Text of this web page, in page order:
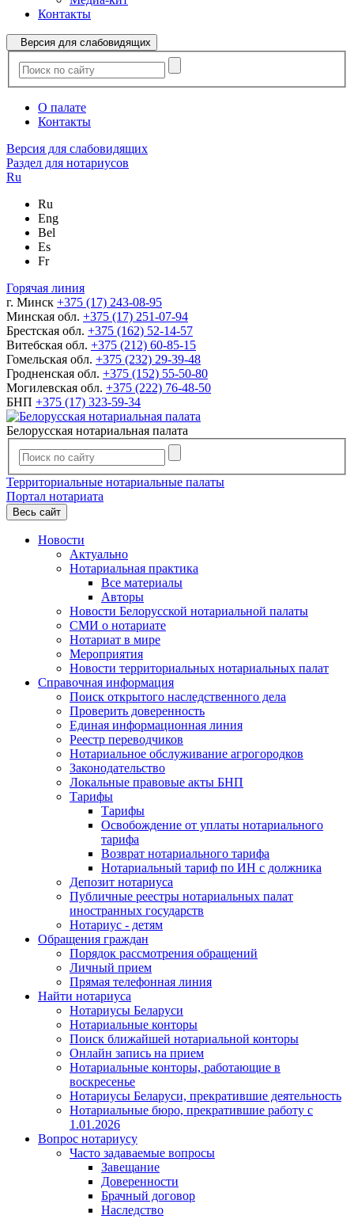
Контакты
Версия для слабовидящих
О палате
Контакты
Версия для слабовидящих
Раздел для нотариусов
Ru
Ru
Eng
Bel
Es
Fr
Горячая линия
г. Минск +375 (17) 243-08-95
Минская обл. +375 (17) 251-07-94
Брестская обл. +375 (162) 52-14-57
Витебская обл. +375 (212) 60-85-15
Гомельская обл. +375 (232) 29-39-48
Гродненская обл. +375 (152) 55-50-80
Могилевская обл. +375 (222) 76-48-50
БНП +375 (17) 323-59-34
Белорусская нотариальная палата
Территориальные нотариальные палаты
Портал нотариата
Весь сайт
Новости
Актуально
Нотариальная практика
Все материалы
Авторы
Новости Белорусской нотариальной палаты
СМИ о нотариате
Нотариат в мире
Мероприятия
Новости территориальных нотариальных палат
Справочная информация
Поиск открытого наследственного дела
Проверить доверенность
Единая информационная линия
Реестр переводчиков
Нотариальное обслуживание агрогородков
Законодательство
Локальные правовые акты БНП
Тарифы
Тарифы
Освобождение от уплаты нотариального
тарифа
Возврат нотариального тарифа
Нотариальный тариф по ИН с должника
Депозит нотариуса
Публичные реестры нотариальных палат
иностранных государств
Нотариус - детям
Обращения граждан
Порядок рассмотрения обращений
Личный прием
Прямая телефонная линия
Найти нотариуса
Нотариусы Беларуси
Нотариальные конторы
Поиск ближайшей нотариальной конторы
Онлайн запись на прием
Нотариальные конторы, работающие в
воскресенье
Нотариусы Беларуси, прекратившие деятельность
Нотариальные бюро, прекратившие работу с
1.01.2026
Вопрос нотариусу
Часто задаваемые вопросы
Завещание
Доверенности
Брачный договор
Наследство